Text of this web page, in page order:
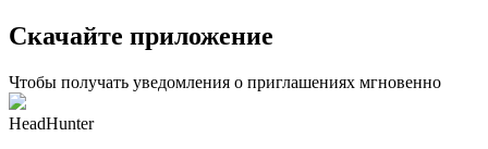
Скачайте приложение
Чтобы получать уведомления о приглашениях мгновенно
HeadHunter